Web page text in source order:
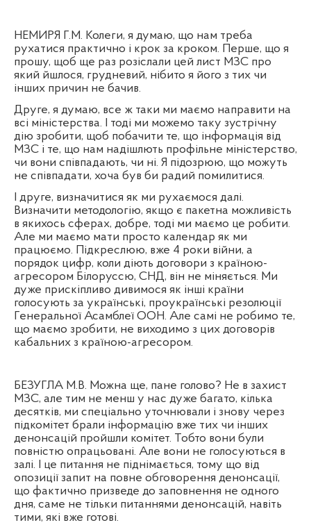
НЕМИРЯ Г.М. Колеги, я думаю, що нам треба
рухатися практично і крок за кроком. Перше, що я
прошу, щоб ще раз розіслали цей лист МЗС про
який йшлося, грудневий, нібито я його з тих чи
інших причин не бачив.
Друге, я думаю, все ж таки ми маємо направити на
всі міністерства. І тоді ми можемо таку зустрічну
дію зробити, щоб побачити те, що інформація від
МЗС і те, що нам надішлють профільне міністерство,
чи вони співпадають, чи ні. Я підозрюю, що можуть
не співпадати, хоча був би радий помилитися.
І друге, визначитися як ми рухаємося далі.
Визначити методологію, якщо є пакетна можливість
в якихось сферах, добре, тоді ми маємо це робити.
Але ми маємо мати просто календар як ми
працюємо. Підкреслюю, вже 4 роки війни, а
порядок цифр, коли діють договори з країною-
агресором Білоруссю, СНД, він не міняється. Ми
дуже прискіпливо дивимося як інші країни
голосують за українські, проукраїнські резолюції
Генеральної Асамблеї ООН. Але самі не робимо те,
що маємо зробити, не виходимо з цих договорів
кабальних з країною-агресором.
БЕЗУГЛА М.В. Можна ще, пане голово? Не в захист
МЗС, але тим не менш у нас дуже багато, кілька
десятків, ми спеціально уточнювали і знову через
підкомітет брали інформацію вже тих чи інших
денонсацій пройшли комітет. Тобто вони були
повністю опрацьовані. Але вони не голосуються в
залі. І це питання не піднімається, тому що від
опозиції запит на повне обговорення денонсації,
що фактично призведе до заповнення не одного
дня, саме не тільки питаннями денонсацій, навіть
тими, які вже готові.